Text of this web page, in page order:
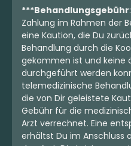
***Behandlungsgebühr
Zahlung im Rahmen der
eine Kaution, die Du
Behandlung durch die
gekommen ist und keine
durchgeführt werden
telemedizinische
die von Dir geleistete
Gebühr für die
Arzt verrechnet. Eine
erhältst Du im Anschluss